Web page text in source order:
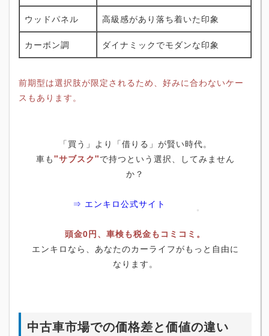
ウッドパネル 高級感があり落ち着いた印象
カーボン調 ダイナミックでモダンな印象
前期型は選択肢が限定されるため、好みに合わないケー
スもあります。
「買う」より「借りる」が賢い時代。
車も"サブスク"で持つという選択、してみません
か？
⇒ エンキロ公式サイト
頭金0円、車検も税金もコミコミ。
エンキロなら、あなたのカーライフがもっと自由に
なります。
中古車市場での価格差と価値の違い